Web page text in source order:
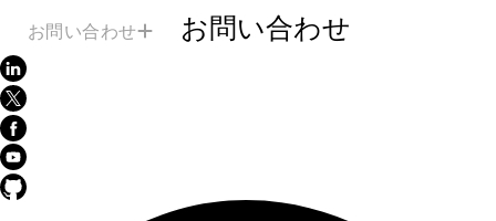
お問い合わせ お問い合わせ